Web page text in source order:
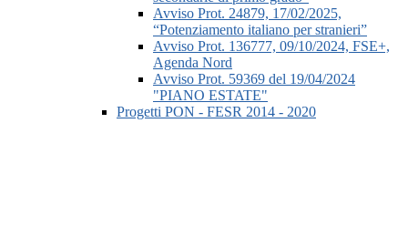
Avviso Prot. 24879, 17/02/2025,
“Potenziamento italiano per stranieri”
Avviso Prot. 136777, 09/10/2024, FSE+,
Agenda Nord
Avviso Prot. 59369 del 19/04/2024
"PIANO ESTATE"
Progetti PON - FESR 2014 - 2020